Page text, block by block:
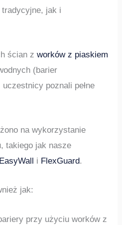
jak i
ścian zworków z piaskiem
(barier
poznali pełne
na wykorzystanie
takiego jak nasze
EasyWall i FlexGuard.
jak:
przy użyciu worków z